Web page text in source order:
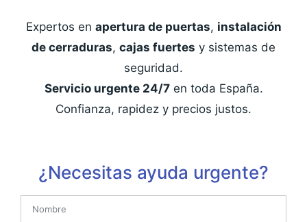
Expertos en apertura de puertas, instalación
de cerraduras, cajas fuertes y sistemas de
seguridad.
Servicio urgente 24/7en toda España.
Confianza, rapidez y precios justos.
¿Necesitas ayuda urgente?